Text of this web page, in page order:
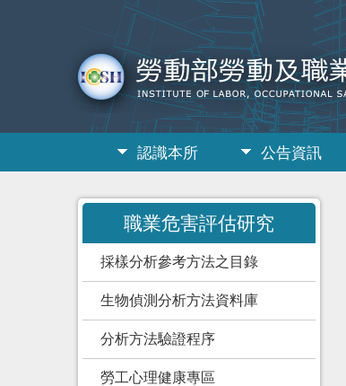
認識本所 公告資訊
職業危害評估研究
採樣分析參考方法之目錄
生物偵測分析方法資料庫
分析方法驗證程序
勞工心理健康專區